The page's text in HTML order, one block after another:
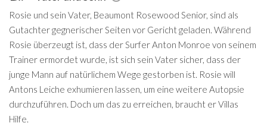
Rosie und sein Vater, Beaumont Rosewood Senior, sind als
Gutachter gegnerischer Seiten vor Gericht geladen. Während
Rosie überzeugt ist, dass der Surfer Anton Monroe von seinem
Trainer ermordet wurde, ist sich sein Vater sicher, dass der
junge Mann auf natürlichem Wege gestorben ist. Rosie will
Antons Leiche exhumieren lassen, um eine weitere Autopsie
durchzuführen. Doch um das zu erreichen, braucht er Villas
Hilfe.